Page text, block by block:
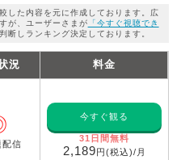
した内容を元に作成しております。広
が、ユーザーさまが 「今すぐ視聴でき
断しランキング決定しております。
況 料金
配信
今すぐ観る
31日間無料
2,189円(税込)/月